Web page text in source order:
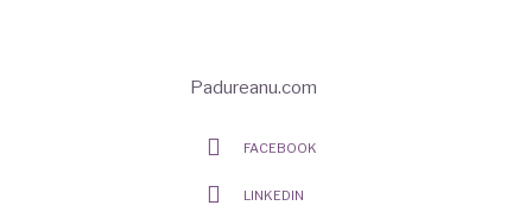
Padureanu.com
FACEBOOK
LINKEDIN